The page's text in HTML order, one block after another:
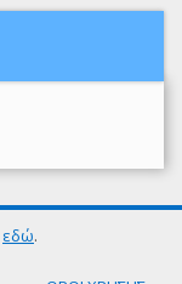
εδώ.